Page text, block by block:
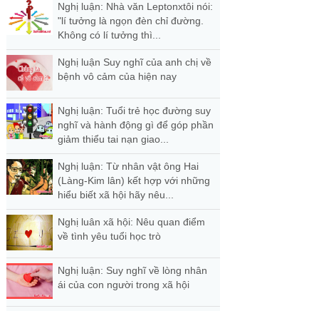
Nghị luận: Nhà văn Leptonxtôi nói:
"lí tưởng là ngọn đèn chỉ đường.
Không có lí tưởng thì...
Nghị luận Suy nghĩ của anh chị về
bệnh vô cảm của hiện nay
Nghị luận: Tuổi trẻ học đường suy
nghĩ và hành động gì để góp phần
giảm thiểu tai nạn giao...
Nghị luận: Từ nhân vật ông Hai
(Làng-Kim lân) kết hợp với những
hiểu biết xã hội hãy nêu...
Nghị luân xã hội: Nêu quan điểm
về tình yêu tuổi học trò
Nghị luận: Suy nghĩ về lòng nhân
ái của con người trong xã hội